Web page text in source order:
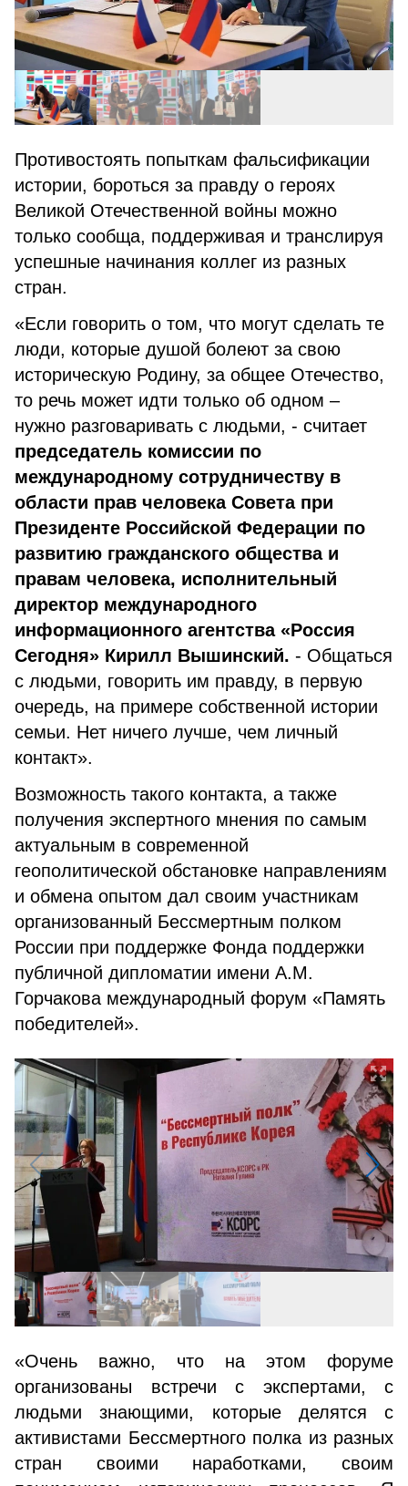
Противостоять попыткам фальсификации
истории, бороться за правду о героях
Великой Отечественной войны можно
только сообща, поддерживая и транслируя
успешные начинания коллег из разных
стран.
«Если говорить о том, что могут сделать те
люди, которые душой болеют за свою
историческую Родину, за общее Отечество,
то речь может идти только об одном –
нужно разговаривать с людьми, - считает
председатель комиссии по
международному сотрудничеству в
области прав человека Совета при
Президенте Российской Федерации по
развитию гражданского общества и
правам человека, исполнительный
директор международного
информационного агентства «Россия
Сегодня» Кирилл Вышинский. - Общаться
с людьми, говорить им правду, в первую
очередь, на примере собственной истории
семьи. Нет ничего лучше, чем личный
контакт».
Возможность такого контакта, а также
получения экспертного мнения по самым
актуальным в современной
геополитической обстановке направлениям
и обмена опытом дал своим участникам
организованный Бессмертным полком
России при поддержке Фонда поддержки
публичной дипломатии имени А.М.
Горчакова международный форум «Память
победителей».
«Очень важно, что на этом форуме
организованы встречи с экспертами, с
людьми знающими, которые делятся с
активистами Бессмертного полка из разных
стран своими наработками, своим